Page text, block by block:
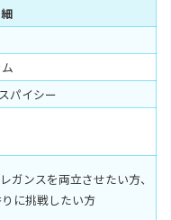
パイシー
ガンスを両立させたい方、
に挑戦したい方